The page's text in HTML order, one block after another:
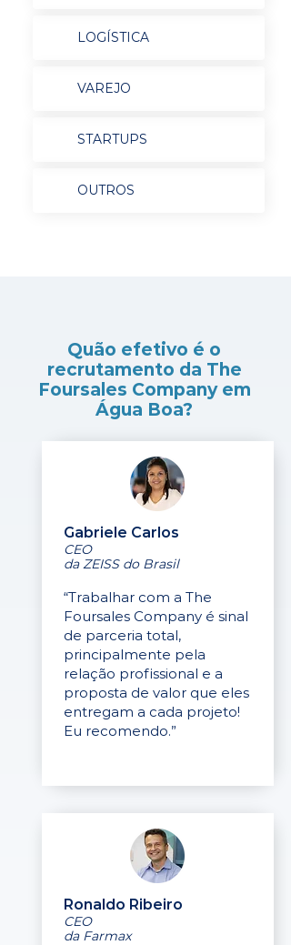
LOGÍSTICA
VAREJO
STARTUPS
OUTROS
Quão efetivo é o
recrutamento da The
Foursales Company em
Água Boa?
Gabriele Carlos
CEO
da ZEISS do Brasil
“Trabalhar com a The
Foursales Company é sinal
de parceria total,
principalmente pela
relação profissional e a
proposta de valor que eles
entregam a cada projeto!
Eu recomendo.”
Ronaldo Ribeiro
CEO
da Farmax